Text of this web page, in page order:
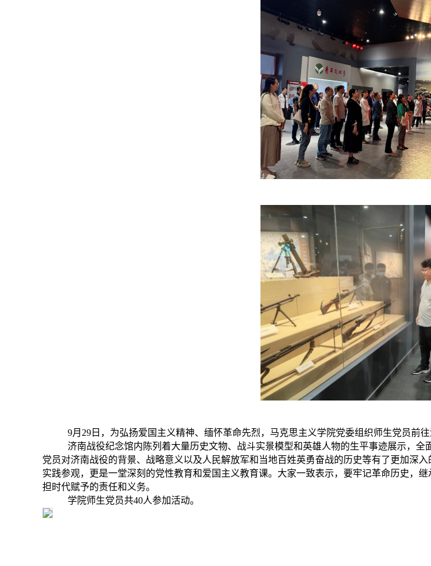
9月29日，为弘扬爱国主义精神、缅怀革命先烈，马克思主义学院党委组织师生党员前
济南战役纪念馆内陈列着大量历史文物、战斗实景模型和英雄人物的生平事迹展示，
党员对济南战役的背景、战略意义以及人民解放军和当地百姓英勇奋战的历史等有了更加深
实践参观，更是一堂深刻的党性教育和爱国主义教育课。大家一致表示，要牢记革命历史，
担时代赋予的责任和义务。
学院师生党员共40人参加活动。